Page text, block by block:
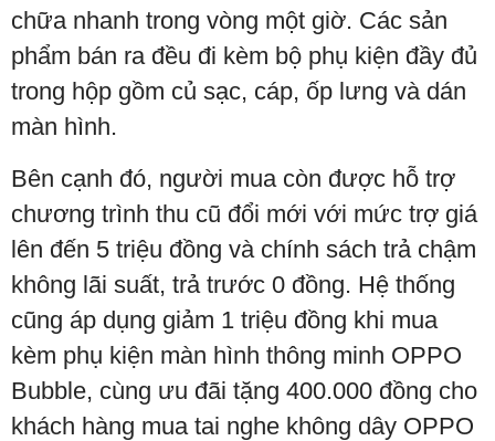
chữa nhanh trong vòng một giờ. Các sản
phẩm bán ra đều đi kèm bộ phụ kiện đầy đủ
trong hộp gồm củ sạc, cáp, ốp lưng và dán
màn hình.
Bên cạnh đó, người mua còn được hỗ trợ
chương trình thu cũ đổi mới với mức trợ giá
lên đến 5 triệu đồng và chính sách trả chậm
không lãi suất, trả trước 0 đồng. Hệ thống
cũng áp dụng giảm 1 triệu đồng khi mua
kèm phụ kiện màn hình thông minh OPPO
Bubble, cùng ưu đãi tặng 400.000 đồng cho
khách hàng mua tai nghe không dây OPPO